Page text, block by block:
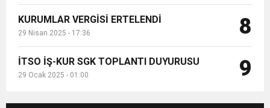
KURUMLAR VERGİSİ ERTELENDİ
29 Nisan 2025 - 17:36 8
İTSO İŞ-KUR SGK TOPLANTI DUYURUSU
29 Ocak 2025 - 01:00 9